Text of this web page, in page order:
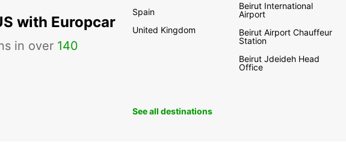
with Europcar
in over 140
Spain
United Kingdom
Beirut International
Airport
Beirut Airport Chauffeur
Station
Beirut Jdeideh Head
Office
See all destinations